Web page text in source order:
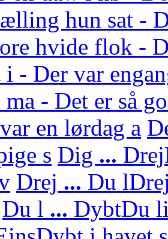
hun sat -
hvide flok -
i - Der var
ma - Det er så
en lørdag a
s Dig ... Drej
Drej ... Du l
Du l ... DybtDu